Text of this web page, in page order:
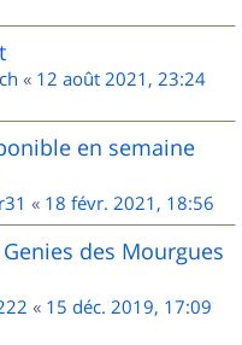
« 12 août 2021, 23:24
en semaine
« 18 févr. 2021, 18:56
des Mourgues
« 15 déc. 2019, 17:09